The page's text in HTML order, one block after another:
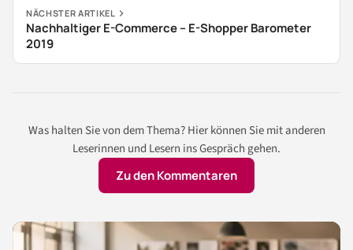
NÄCHSTER ARTIKEL
Nachhaltiger E-Commerce – E-Shopper Barometer
2019
Was halten Sie von dem Thema? Hier können Sie mit anderen
Leserinnen und Lesern ins Gespräch gehen.
Zu den Kommentaren